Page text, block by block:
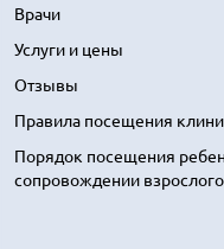
Врачи
Услуги и цены
Отзывы
Правила посещения
Порядок посещения
сопровождении взрослого